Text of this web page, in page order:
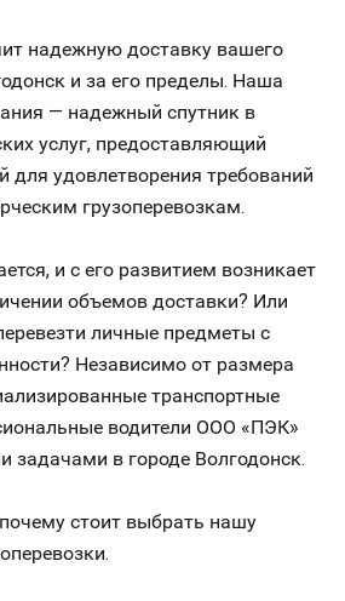
надежную доставку вашего
и за его пределы. Наша
— надежный спутник в
услуг, предоставляющий
для удовлетворения требований
грузоперевозкам.
и с его развитием возникает
объемов доставки? Или
личные предметы с
Независимо от размера
транспортные
водители ООО «ПЭК»
задачами в городе Волгодонск.
стоит выбрать нашу